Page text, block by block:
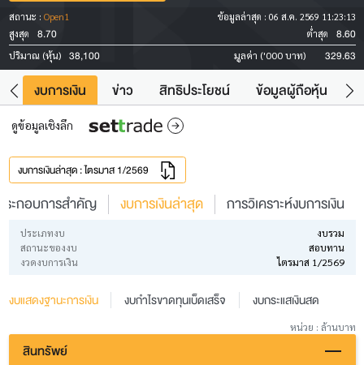
สถานะ : Open1 ข้อมูลล่าสุด : 06 ส.ค. 2569 11:23:13
สูงสุด
8.70 ต่ำสุด 8.60
ปริมาณ (หุ้น) 38,100 มูลค่า ('000 บาท) 329.63
งบการเงิน ข่าว สิทธิประโยชน์ ข้อมูลผู้ถือหุ้น
ดูข้อมูลเชิงลึก
งบการเงินล่าสุด : ไตรมาส 1/2569
ะกอบการสำคัญ งบการเงินล่าสุด การวิเคราะห์งบการเงิน
ประเภทงบ
งบรวม
สถานะของงบ
สอบทาน
งวดงบการเงิน
ไตรมาส 1/2569
งบแสดงฐานะการเงิน งบกำไรขาดทุนเบ็ดเสร็จ งบกระแสเงินสด
หน่วย : ล้านบาท
สินทรัพย์